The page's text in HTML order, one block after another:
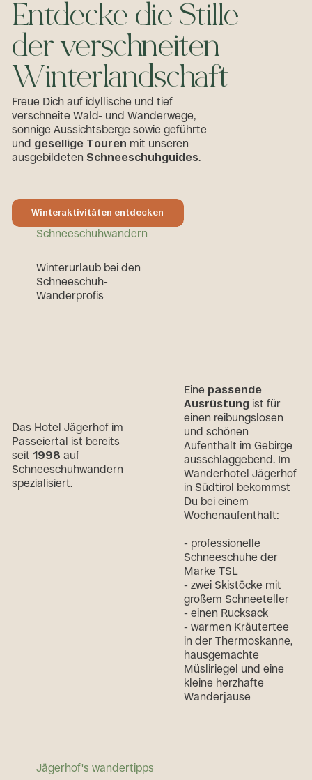
Entdecke die Stille
der verschneiten
Winterlandschaft
Freue Dich auf idyllische und tief
verschneite Wald- und Wanderwege,
sonnige Aussichtsberge sowie geführte
und gesellige Touren mit unseren
ausgebildeten Schneeschuhguides.
Winteraktivitäten entdecken
Winteraktivitäten entdecken
Schneeschuhwandern
Winterurlaub bei den
Schneeschuh-
Wanderprofis
Das Hotel Jägerhof im
Passeiertal ist bereits
seit 1998 auf
Schneeschuhwandern
spezialisiert.
Eine passende
Ausrüstung ist für
einen reibungslosen
und schönen
Aufenthalt im Gebirge
ausschlaggebend. Im
Wanderhotel Jägerhof
in Südtirol bekommst
Du bei einem
Wochenaufenthalt:
- professionelle
Schneeschuhe der
Marke TSL
- zwei Skistöcke mit
großem Schneeteller
- einen Rucksack
- warmen Kräutertee
in der Thermoskanne,
hausgemachte
Müsliriegel und eine
kleine herzhafte
Wanderjause
Jägerhof's wandertipps